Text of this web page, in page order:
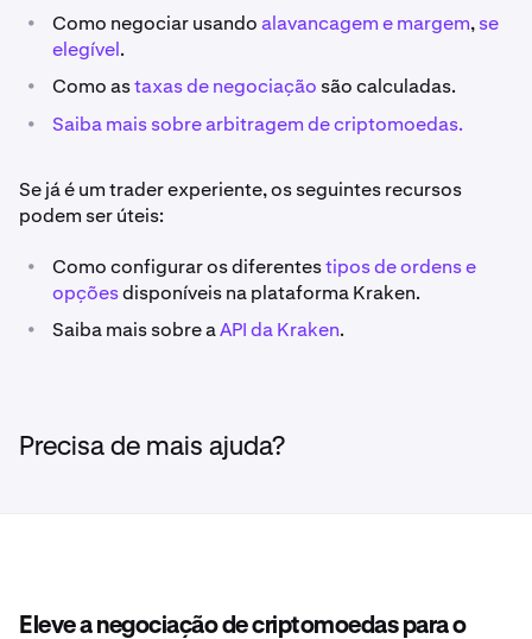
• Como negociar usandoalavancagem e margem,se
elegível.
• Como astaxas de negociação são calculadas.
• Saiba mais sobre arbitragem de criptomoedas.
Se já é um trader experiente, os seguintes recursos
podem ser úteis:
• Como configurar os diferentestipos de ordens e
opçõesdisponíveis na plataforma Kraken.
• Saiba mais sobre aAPI da Kraken.
Precisa de mais ajuda?
Eleve a negociação de criptomoedas para o